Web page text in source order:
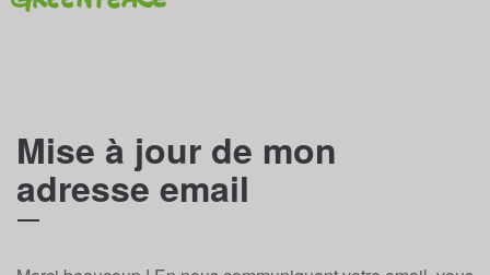
Mise à jour de mon
adresse email